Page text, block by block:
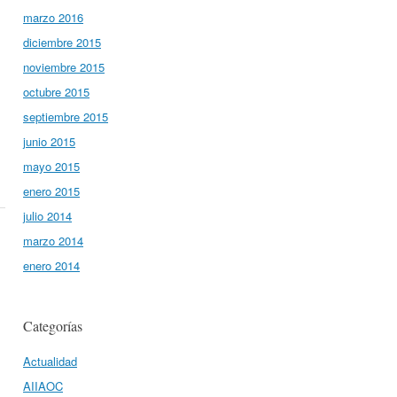
marzo 2016
diciembre 2015
noviembre 2015
octubre 2015
septiembre 2015
junio 2015
mayo 2015
enero 2015
julio 2014
marzo 2014
enero 2014
Categorías
Actualidad
AIIAOC